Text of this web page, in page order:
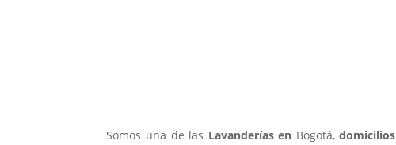
Somos una de las Lavanderías en Bogotá,domicilios